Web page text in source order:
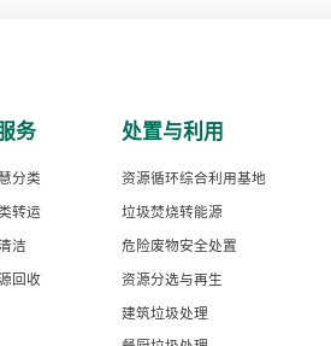
务
分类
转运
洁
回收
处置与利用
资源循环综合利用基地
垃圾焚烧转能源
危险废物安全处置
资源分选与再生
建筑垃圾处理